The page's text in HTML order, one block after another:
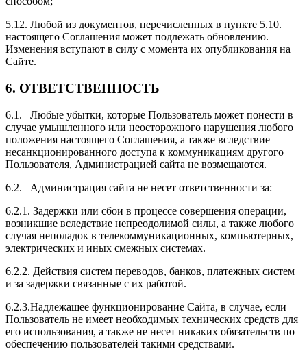
5.12. Любой из документов, перечисленных в пункте 5.10.
настоящего Соглашения может подлежать обновлению.
Изменения вступают в силу с момента их опубликования на
Сайте.
6. ОТВЕТСТВЕННОСТЬ
6.1. Любые убытки, которые Пользователь может понести в
случае умышленного или неосторожного нарушения любого
положения настоящего Соглашения, а также вследствие
несанкционированного доступа к коммуникациям другого
Пользователя, Администрацией сайта не возмещаются.
6.2. Администрация сайта не несет ответственности за:
6.2.1. Задержки или сбои в процессе совершения операции,
возникшие вследствие непреодолимой силы, а также любого
случая неполадок в телекоммуникационных, компьютерных,
электрических и иных смежных системах.
6.2.2. Действия систем переводов, банков, платежных систем
и за задержки связанные с их работой.
6.2.3.Надлежащее функционирование Сайта, в случае, если
Пользователь не имеет необходимых технических средств для
его использования, а также не несет никаких обязательств по
обеспечению пользователей такими средствами.